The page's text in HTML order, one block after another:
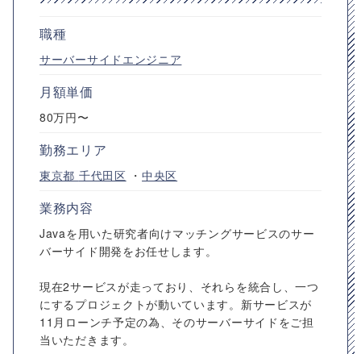
職種
サーバーサイドエンジニア
月額単価
80万円〜
勤務エリア
東京都 千代田区 ・中央区
業務内容
Javaを用いた研究者向けマッチングサービスのサー
バーサイド開発をお任せします。
現在2サービスが走っており、それらを統合し、一つ
にするプロジェクトが動いています。新サービスが
11月ローンチ予定の為、そのサーバーサイドをご担
当いただきます。